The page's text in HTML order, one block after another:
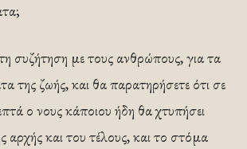
συζήτηση με τους ανθρώπους, για τα
της ζωής, και θα παρατηρήσετε ότι σε
ο νους κάποιου ήδη θα χτυπήσει
αρχής και του τέλους, και το στόμα